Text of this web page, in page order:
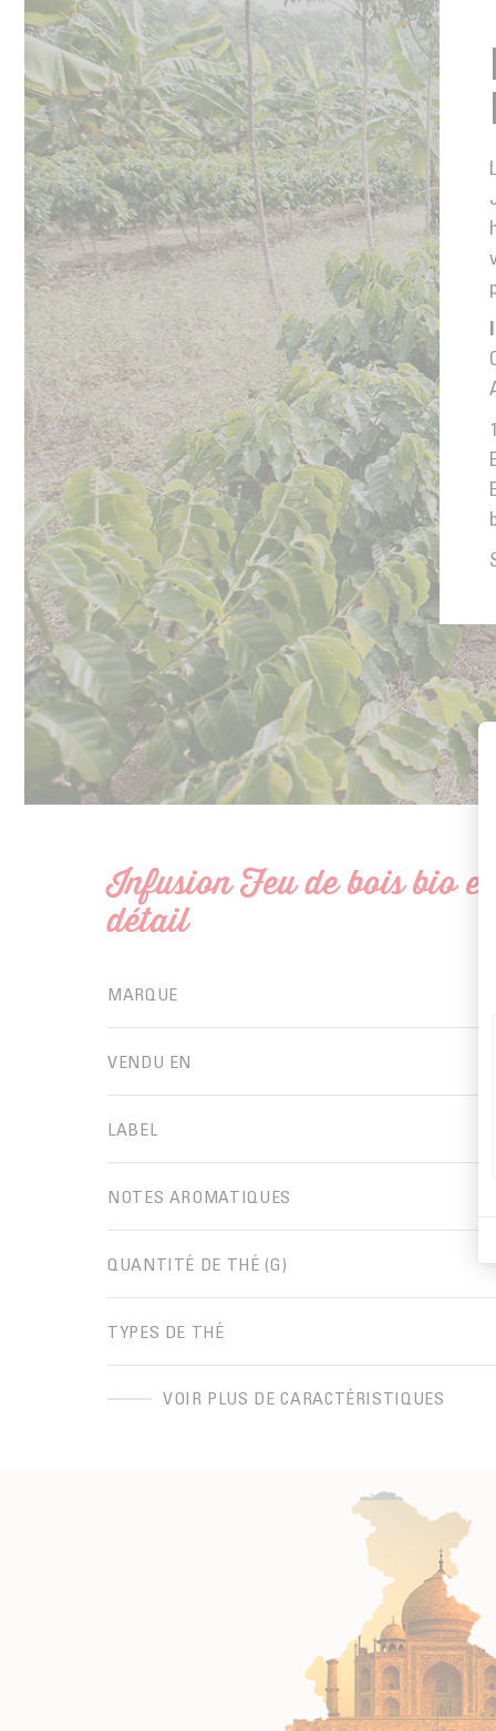
Infusion Feu de bois bio
détail
MARQUE
VENDU EN
LABEL
NOTES AROMATIQUES
QUANTITÉ DE THÉ (G)
TYPES DE THÉ
VOIR PLUS DE CARACTÉRISTIQUES